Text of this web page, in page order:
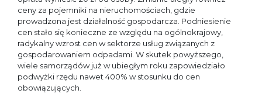
ceny za pojemniki na nieruchomościach, gdzie
prowadzona jest działalność gospodarcza. Podniesienie
cen stało się konieczne ze względu na ogólnokrajowy,
radykalny wzrost cen w sektorze usług związanych z
gospodarowaniem odpadami. W skutek powyższego,
wiele samorządów już w ubiegłym roku zapowiedziało
podwyżki rzędu nawet 400% w stosunku do cen
obowiązujących.